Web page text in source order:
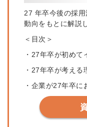
27 年卒今後の採
動向をもとに解説
＜目次＞
・27年卒が初め
・27年卒が考え
・企業が27年卒に